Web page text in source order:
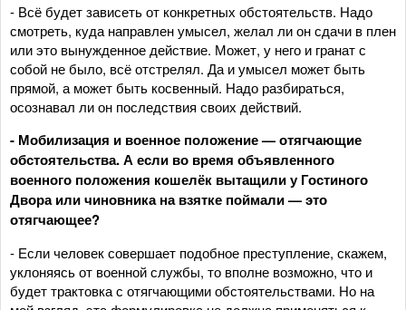
- Всё будет зависеть от конкретных обстоятельств. Надо
смотреть, куда направлен умысел, желал ли он сдачи в плен
или это вынужденное действие. Может, у него и гранат с
собой не было, всё отстрелял. Да и умысел может быть
прямой, а может быть косвенный. Надо разбираться,
осознавал ли он последствия своих действий.
- Мобилизация и военное положение — отягчающие
обстоятельства. А если во время объявленного
военного положения кошелёк вытащили у Гостиного
Двора или чиновника на взятке поймали — это
отягчающее?
- Если человек совершает подобное преступление, скажем,
уклоняясь от военной службы, то вполне возможно, что и
будет трактовка с отягчающими обстоятельствами. Но на